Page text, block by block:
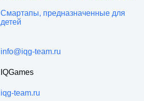
Смартапы, предназначенные для
детей
info@iqg-team.ru
IQGames
iqg-team.ru